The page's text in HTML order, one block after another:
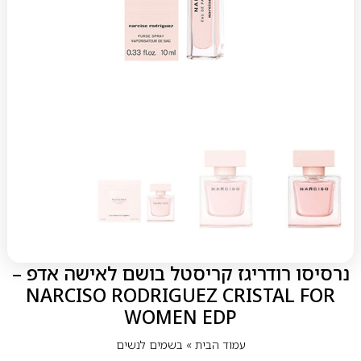
נרסיסו רודריגז קריסטל בושם לאישה אדפ –
NARCISO RODRIGUEZ CRISTAL FOR
WOMEN EDP
עמוד הבית» בשמים לנשים